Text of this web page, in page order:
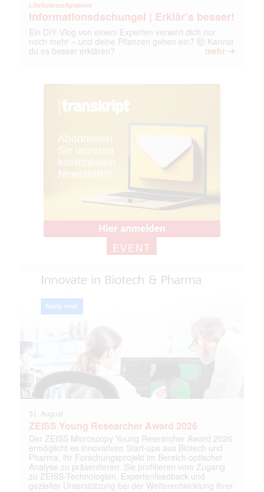
LifeScienceXplained
Informationsdschungel | Erklär’s besser!
Ein DIY‑Vlog von einem Experten verwirrt dich nur
noch mehr – und deine Pflanzen gehen ein? 🤯 Kannst
du es besser erklären?
mehr ➔
EVENT
31. August
ZEISS Young Researcher Award 2026
Der ZEISS Microscopy Young Researcher Award 2026
ermöglicht es innovativen Start-ups aus Biotech und
Pharma, ihr Forschungsprojekt im Bereich optischer
Analyse zu präsentieren. Sie profitieren vom Zugang
zu ZEISS-Technologien, Expertenfeedback und
gezielter Unterstützung bei der Weiterentwicklung ihrer